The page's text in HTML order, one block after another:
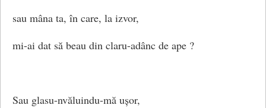
sau mâna ta, în care, la izvor,
mi-ai dat să beau din claru-adânc de ape ?
Sau glasu-nvăluindu-mă ușor,